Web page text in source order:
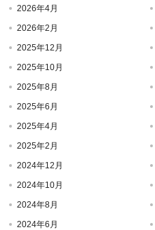
2026年4月
2026年2月
2025年12月
2025年10月
2025年8月
2025年6月
2025年4月
2025年2月
2024年12月
2024年10月
2024年8月
2024年6月